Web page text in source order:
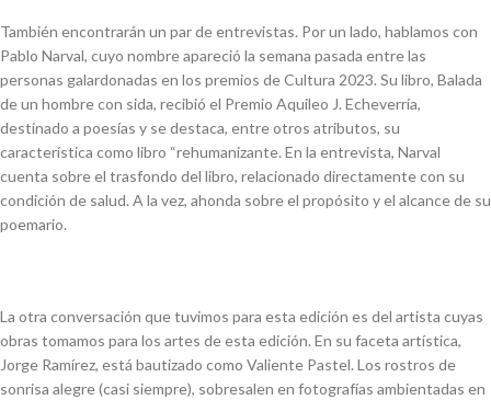
También encontrarán un par de entrevistas. Por un lado, hablamos con
Pablo Narval, cuyo nombre apareció la semana pasada entre las
personas galardonadas en los premios de Cultura 2023. Su libro, Balada
de un hombre con sida, recibió el Premio Aquileo J. Echeverría,
destinado a poesías y se destaca, entre otros atributos, su
característica como libro “rehumanizante. En la entrevista, Narval
cuenta sobre el trasfondo del libro, relacionado directamente con su
condición de salud. A la vez, ahonda sobre el propósito y el alcance de su
poemario.
La otra conversación que tuvimos para esta edición es del artista cuyas
obras tomamos para los artes de esta edición. En su faceta artística,
Jorge Ramírez, está bautizado como Valiente Pastel. Los rostros de
sonrisa alegre (casi siempre), sobresalen en fotografías ambientadas en